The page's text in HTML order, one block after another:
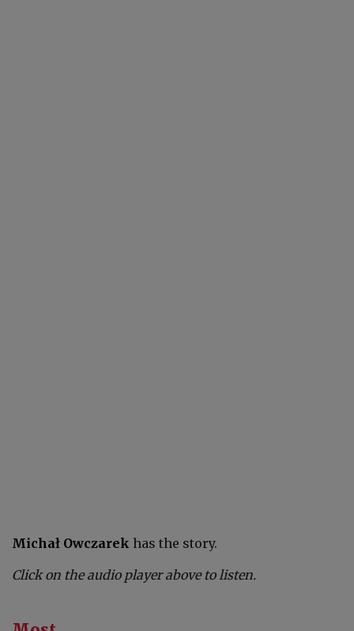
Michał Owczarek has the story.
Click on the audio player above to listen.